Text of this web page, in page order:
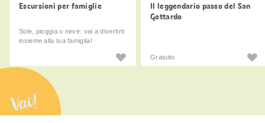
Escursioni per famiglie
Sole, pioggia o neve: vai a divertirti
insieme alla tua famiglia!
Il leggendario passo del San
Gottardo
Gratuito
Vai!